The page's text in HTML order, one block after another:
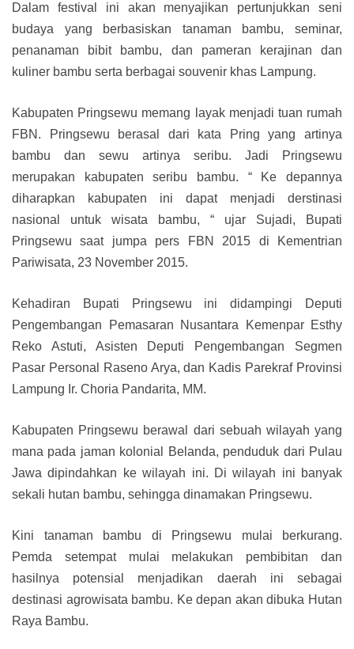
Dalam festival ini akan menyajikan pertunjukkan seni
budaya yang berbasiskan tanaman bambu, seminar,
penanaman bibit bambu, dan pameran kerajinan dan
kuliner bambu serta berbagai souvenir khas Lampung.
Kabupaten Pringsewu memang layak menjadi tuan rumah
FBN. Pringsewu berasal dari kata Pring yang artinya
bambu dan sewu artinya seribu. Jadi Pringsewu
merupakan kabupaten seribu bambu. “ Ke depannya
diharapkan kabupaten ini dapat menjadi derstinasi
nasional untuk wisata bambu, “ ujar Sujadi, Bupati
Pringsewu saat jumpa pers FBN 2015 di Kementrian
Pariwisata, 23 November 2015.
Kehadiran Bupati Pringsewu ini didampingi Deputi
Pengembangan Pemasaran Nusantara Kemenpar Esthy
Reko Astuti, Asisten Deputi Pengembangan Segmen
Pasar Personal Raseno Arya, dan Kadis Parekraf Provinsi
Lampung Ir. Choria Pandarita, MM.
Kabupaten Pringsewu berawal dari sebuah wilayah yang
mana pada jaman kolonial Belanda, penduduk dari Pulau
Jawa dipindahkan ke wilayah ini. Di wilayah ini banyak
sekali hutan bambu, sehingga dinamakan Pringsewu.
Kini tanaman bambu di Pringsewu mulai berkurang.
Pemda setempat mulai melakukan pembibitan dan
hasilnya potensial menjadikan daerah ini sebagai
destinasi agrowisata bambu. Ke depan akan dibuka Hutan
Raya Bambu.